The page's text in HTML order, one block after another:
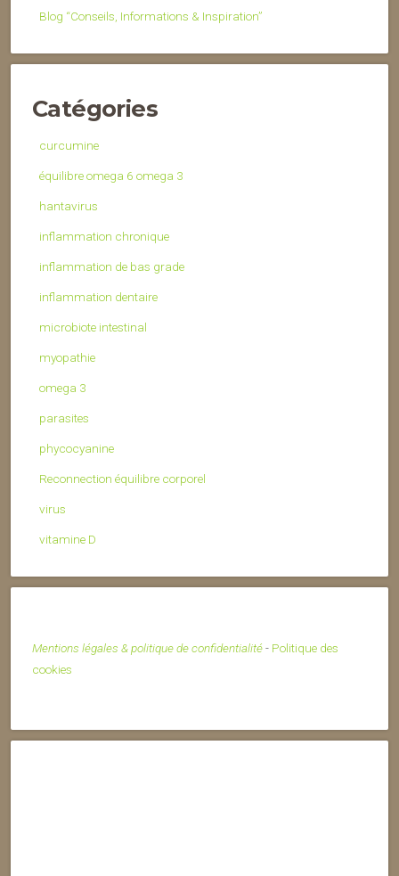
Blog “Conseils, Informations & Inspiration”
Catégories
curcumine
équilibre omega 6 omega 3
hantavirus
inflammation chronique
inflammation de bas grade
inflammation dentaire
microbiote intestinal
myopathie
omega 3
parasites
phycocyanine
Reconnection équilibre corporel
virus
vitamine D
Mentions légales & politique de confidentialité- Politique des
cookies